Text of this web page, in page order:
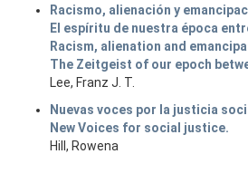
Racismo, alienación y
El espíritu de nuestra época
Racism, alienation and
The Zeitgeist of our epoch
Lee, Franz J. T.
Nuevas voces por la justicia
New Voices for social justice.
Hill, Rowena